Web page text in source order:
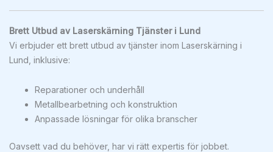
Brett Utbud av Laserskärning Tjänster i Lund
Vi erbjuder ett brett utbud av tjänster inom Laserskärning i
Lund, inklusive:
Reparationer och underhåll
Metallbearbetning och konstruktion
Anpassade lösningar för olika branscher
Oavsett vad du behöver, har vi rätt expertis för jobbet.